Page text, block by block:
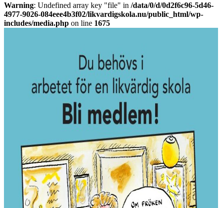
Warning: Undefined array key "file" in /data/0/d/0d2f6c96-5d46-
4977-9026-084eee4b3f02/likvardigskola.nu/public_html/wp-
includes/media.php on line 1675